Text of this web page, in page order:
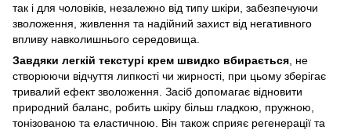
так і для чоловіків, незалежно від типу шкіри, забезпечуючи
зволоження, живлення та надійний захист від негативного
впливу навколишнього середовища.
Завдяки легкій текстурі крем швидко вбирається , не
створюючи відчуття липкості чи жирності, при цьому зберігає
тривалий ефект зволоження. Засіб допомагає відновити
природний баланс, робить шкіру більш гладкою, пружною,
тонізованою та еластичною. Він також сприяє регенерації та